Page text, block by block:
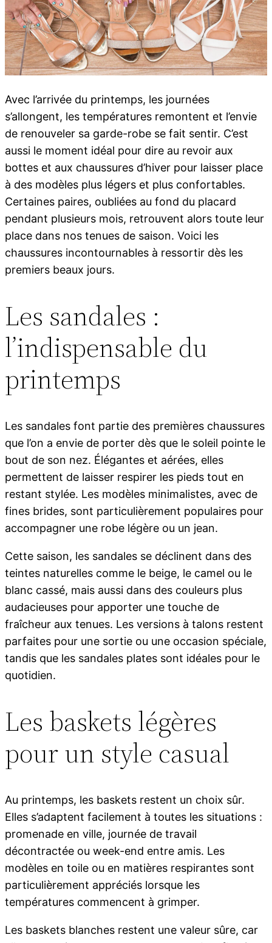
Avec l’arrivée du printemps, les journées
s’allongent, les températures remontent et l’envie
de renouveler sa garde-robe se fait sentir. C’est
aussi le moment idéal pour dire au revoir aux
bottes et aux chaussures d’hiver pour laisser place
à des modèles plus légers et plus confortables.
Certaines paires, oubliées au fond du placard
pendant plusieurs mois, retrouvent alors toute leur
place dans nos tenues de saison. Voici les
chaussures incontournables à ressortir dès les
premiers beaux jours.
Les sandales :
l’indispensable du
printemps
Les sandales font partie des premières chaussures
que l’on a envie de porter dès que le soleil pointe le
bout de son nez. Élégantes et aérées, elles
permettent de laisser respirer les pieds tout en
restant stylée. Les modèles minimalistes, avec de
fines brides, sont particulièrement populaires pour
accompagner une robe légère ou un jean.
Cette saison, les sandales se déclinent dans des
teintes naturelles comme le beige, le camel ou le
blanc cassé, mais aussi dans des couleurs plus
audacieuses pour apporter une touche de
fraîcheur aux tenues. Les versions à talons restent
parfaites pour une sortie ou une occasion spéciale,
tandis que les sandales plates sont idéales pour le
quotidien.
Les baskets légères
pour un style casual
Au printemps, les baskets restent un choix sûr.
Elles s’adaptent facilement à toutes les situations :
promenade en ville, journée de travail
décontractée ou week-end entre amis. Les
modèles en toile ou en matières respirantes sont
particulièrement appréciés lorsque les
températures commencent à grimper.
Les baskets blanches restent une valeur sûre, car